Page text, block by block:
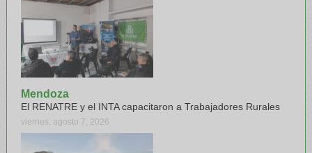
Mendoza
El RENATRE y el INTA capacitaron a Trabajadores Rurales
viernes, agosto 7, 2026